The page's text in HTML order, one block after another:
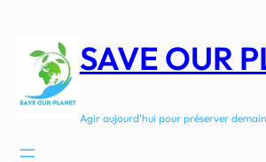
contenu
SAVE OUR
Agir aujourd'hui pour préserver demain